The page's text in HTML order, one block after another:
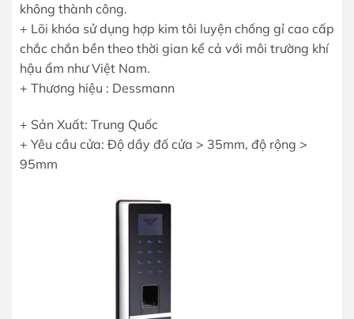
không thành công.
+ Lõi khóa sử dụng hợp kim tôi luyện chống gỉ cao cấp
chắc chắn bền theo thời gian kể cả với môi trường khí
hậu ẩm như Việt Nam.
+ Thương hiệu : Dessmann
+ Sản Xuất: Trung Quốc
+ Yêu cầu cửa: Độ dầy đố cửa > 35mm, độ rộng >
95mm